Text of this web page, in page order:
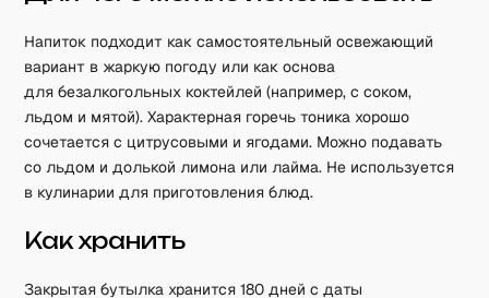
Напиток подходит как самостоятельный освежающий
вариант в жаркую погоду или как основа
для безалкогольных коктейлей (например, с соком,
льдом и мятой). Характерная горечь тоника хорошо
сочетается с цитрусовыми и ягодами. Можно подавать
со льдом и долькой лимона или лайма. Не используется
в кулинарии для приготовления блюд.
Как хранить
Закрытая бутылка хранится 180 дней с даты